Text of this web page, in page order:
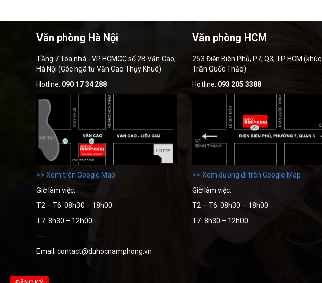
Văn phòng Hà Nội
Tầng 7 Tòa nhà - VP HCMCC số 2B Văn Cao,
Hà Nội (Góc ngã tư Văn Cao Thụy Khuê)
Hotline: 090 17 34 288
>> Xem trên Google Map
Giờ làm việc:
T2 – T6: 08h30 – 18h00
T7: 8h30 – 12h00
---
Văn phòng HCM
253 Điện Biên Phủ, P7, Q3, TP HCM (khúc
Trần Quốc Thảo)
Hotline: 093 205 3388
>> Xem đường đi trên Google Map
Giờ làm việc:
T2 – T6: 08h30 – 18h00
T7: 8h30 – 12h00
Email: contact@duhocnamphong.vn